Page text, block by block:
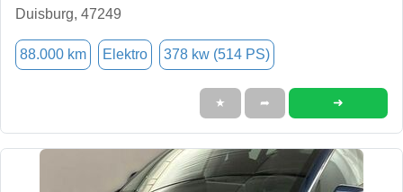
Duisburg, 47249
88.000 km Elektro 378 kw (514 PS)
★ ➦ ➜